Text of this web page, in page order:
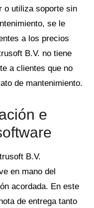
o utiliza soporte sin
se le
a los precios
B.V. no tiene
a clientes que no
de mantenimiento.
e
B.V.
en mano del
acordada. En este
de entrega tanto